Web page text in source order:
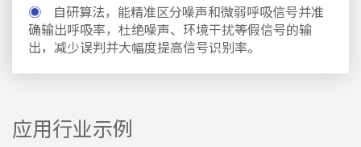
◉
自研算法，能精准区分噪声和微弱呼吸信号并准
确输出呼吸率，杜绝噪声、环境干扰等假信号的输
出，减少误判并大幅度提高信号识别率。
应用行业示例